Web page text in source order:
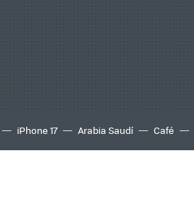
iPhone 17 Arabia Saudí Café